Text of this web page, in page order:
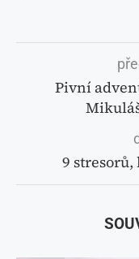
Pivní
9 stresorů,